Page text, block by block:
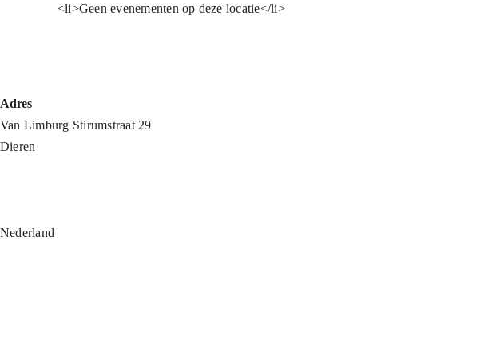
<li>Geen evenementen op deze locatie</li>
Adres
Van Limburg Stirumstraat 29
Dieren
Nederland